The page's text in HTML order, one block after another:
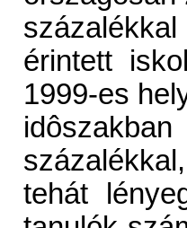
érintett
1999-es
tehát